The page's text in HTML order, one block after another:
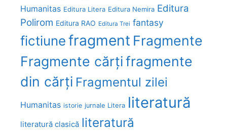
Humanitas Editura Litera Editura Nemira Editura
Polirom Editura RAO Editura Trei fantasy
fictiunefragment Fragmente
Fragmente cărțifragmente
din cărți Fragmentul zilei
Humanitas istorie jurnale Litera literatură
literatură clasică literatură